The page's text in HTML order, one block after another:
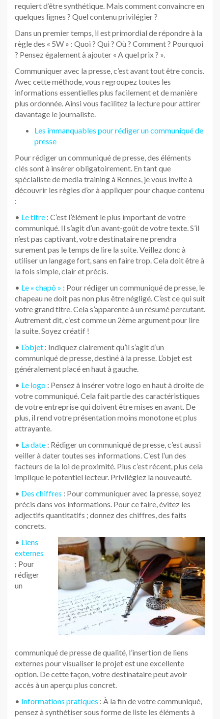
requiert d’être synthétique. Mais comment convaincre en
quelques lignes ? Quel contenu privilégier ?
Dans un premier temps, il est primordial de répondre à la
règle des « 5W » : Quoi ? Qui ? Où ? Comment ? Pourquoi
? Pensez également à ajouter « A quel prix ? ».
Communiquer avec la presse, c’est avant tout être concis.
Avec cette méthode, vous regroupez toutes les
informations essentielles plus facilement et de manière
plus ordonnée. Ainsi vous facilitez la lecture pour attirer
davantage le journaliste.
Les immanquables pour rédiger un communiqué de
presse
Pour rédiger un communiqué de presse, des éléments
clés sont à insérer obligatoirement. En tant que
spécialiste de media training à Rennes, je vous invite à
découvrir les règles d’or à appliquer pour chaque contenu
:
• Le titre : C’est l’élément le plus important de votre
communiqué. Il s’agit d’un avant-goût de votre texte. S’il
n’est pas captivant, votre destinataire ne prendra
surement pas le temps de lire la suite. Veillez donc à
utiliser un langage fort, sans en faire trop. Cela doit être à
la fois simple, clair et précis.
• Le « chapô » : Pour rédiger un communiqué de presse, le
chapeau ne doit pas non plus être négligé. C’est ce qui suit
votre grand titre. Cela s’apparente à un résumé percutant.
Autrement dit, c’est comme un 2ème argument pour lire
la suite. Soyez créatif !
• L’objet : Indiquez clairement qu’il s’agit d’un
communiqué de presse, destiné à la presse. L’objet est
généralement placé en haut à gauche.
• Le logo : Pensez à insérer votre logo en haut à droite de
votre communiqué. Cela fait partie des caractéristiques
de votre entreprise qui doivent être mises en avant. De
plus, il rend votre présentation moins monotone et plus
attrayante.
• La date : Rédiger un communiqué de presse, c’est aussi
veiller à dater toutes ses informations. C’est l’un des
facteurs de la loi de proximité. Plus c’est récent, plus cela
implique le potentiel lecteur. Privilégiez la nouveauté.
• Des chiffres : Pour communiquer avec la presse, soyez
précis dans vos informations. Pour ce faire, évitez les
adjectifs quantitatifs ; donnez des chiffres, des faits
concrets.
• Liens
externes
: Pour
rédiger
un
communiqué de presse de qualité, l’insertion de liens
externes pour visualiser le projet est une excellente
option. De cette façon, votre destinataire peut avoir
accès à un aperçu plus concret.
• Informations pratiques : À la fin de votre communiqué,
pensez à synthétiser sous forme de liste les éléments à